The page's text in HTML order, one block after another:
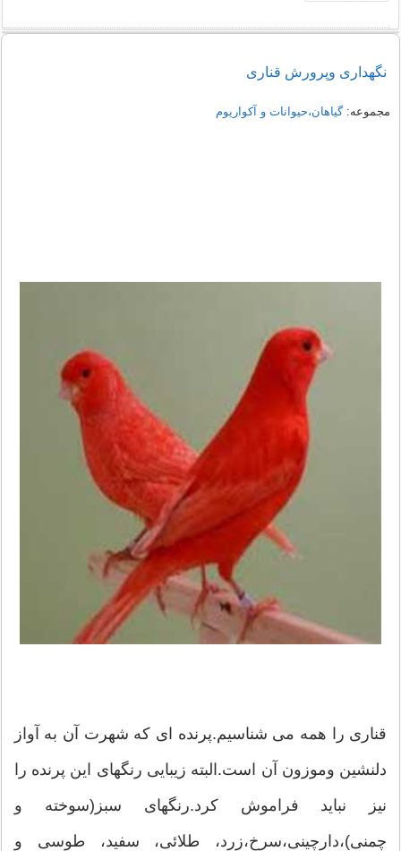
نگهداری وپرورش قناری
مجموعه:گیاهان،حیوانات و آکواریوم
قناری را همه می شناسیم.پرنده ای که شهرت آن به آواز
دلنشین وموزون آن است.البته زیبایی رنگهای این پرنده را
نیز نباید فراموش کرد.رنگهای سبز(سوخته و
چمنی)،دارچینی،سرخ،زرد، طلائی، سفید، طوسی و